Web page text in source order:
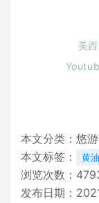
美
本文分类： 悠
本文标签：
黄
浏览次数：
发布日期：